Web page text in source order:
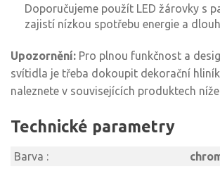
Doporučujeme použít LED žárovky s
zajistí nízkou spotřebu energie a
Upozornění: Pro plnou funkčnost a
svítidla je třeba dokoupit dekorační
naleznete v souvisejících produktech
Technické parametry
Barva :